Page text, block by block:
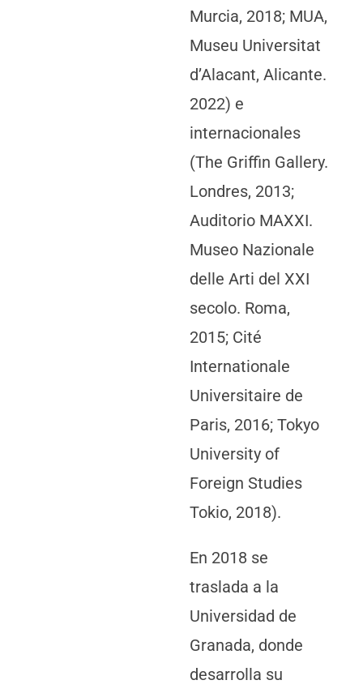
Murcia, 2018; MUA,
Museu Universitat
d’Alacant, Alicante.
2022) e
internacionales
(The Griffin Gallery.
Londres, 2013;
Auditorio MAXXI.
Museo Nazionale
delle Arti del XXI
secolo. Roma,
2015; Cité
Internationale
Universitaire de
Paris, 2016; Tokyo
University of
Foreign Studies
Tokio, 2018).
En 2018 se
traslada a la
Universidad de
Granada, donde
desarrolla su